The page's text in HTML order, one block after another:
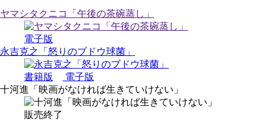
ヤマシタクニコ「午後の茶碗蒸し」
電子版
永吉克之「怒りのブドウ球菌」
書籍版
電子版
十河進「映画がなければ生きていけない」
販売終了